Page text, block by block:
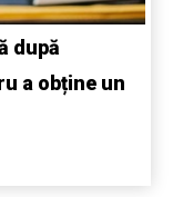
după
a obține un